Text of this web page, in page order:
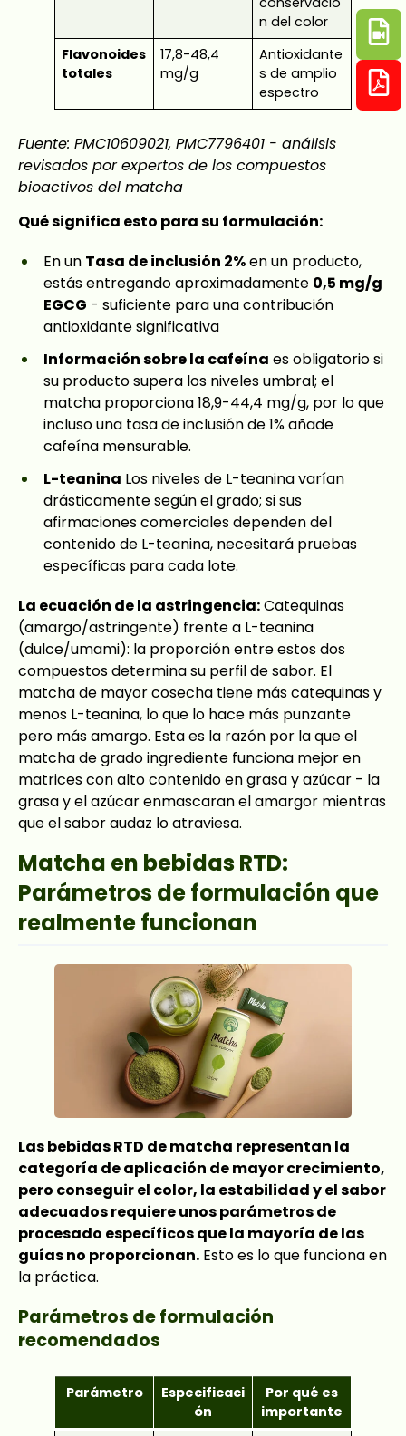
n del color
Flavonoides
totales
17,8-48,4
mg/g
Antioxidante
s de amplio
espectro
Fuente: PMC10609021, PMC7796401 - análisis
revisados por expertos de los compuestos
bioactivos del matcha
Qué significa esto para su formulación:
En un Tasa de inclusión 2%en un producto,
estás entregando aproximadamente 0,5 mg/g
EGCG - suficiente para una contribución
antioxidante significativa
Información sobre la cafeína es obligatorio si
su producto supera los niveles umbral; el
matcha proporciona 18,9-44,4 mg/g, por lo que
incluso una tasa de inclusión de 1% añade
cafeína mensurable.
L-teanina Los niveles de L-teanina varían
drásticamente según el grado; si sus
afirmaciones comerciales dependen del
contenido de L-teanina, necesitará pruebas
específicas para cada lote.
La ecuación de la astringencia:Catequinas
(amargo/astringente) frente a L-teanina
(dulce/umami): la proporción entre estos dos
compuestos determina su perfil de sabor. El
matcha de mayor cosecha tiene más catequinas y
menos L-teanina, lo que lo hace más punzante
pero más amargo. Esta es la razón por la que el
matcha de grado ingrediente funciona mejor en
matrices con alto contenido en grasa y azúcar - la
grasa y el azúcar enmascaran el amargor mientras
que el sabor audaz lo atraviesa.
Matcha en bebidas RTD:
Parámetros de formulación que
realmente funcionan
Las bebidas RTD de matcha representan la
categoría de aplicación de mayor crecimiento,
pero conseguir el color, la estabilidad y el sabor
adecuados requiere unos parámetros de
procesado específicos que la mayoría de las
guías no proporcionan. Esto es lo que funciona en
la práctica.
Parámetros de formulación
recomendados
Parámetro
Especificaci
ón
Por qué es
importante